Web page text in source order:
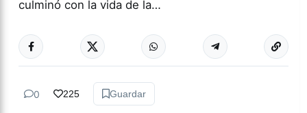
culminó con la vida de la…
0 225 Guardar